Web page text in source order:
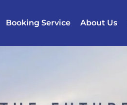
Booking Service About Us